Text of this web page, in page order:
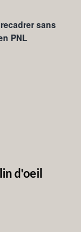
sans
PNL
d'oeil